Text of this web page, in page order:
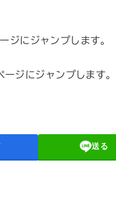
にジャンプします。
にジャンプします。
送る